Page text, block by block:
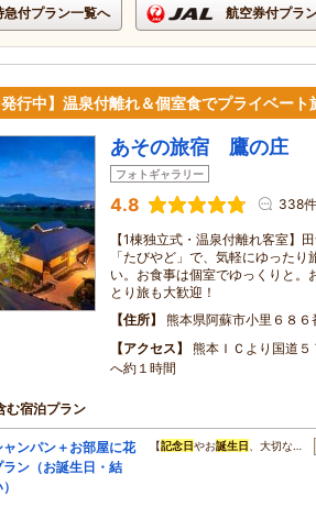
付プラン一覧へ 航空券付プラ
発行中】温泉付離れ＆個室食でプライベート
あその旅宿 鷹の庄
フォトギャラリー
4.8 338件
【1棟独立式・温泉付離れ客室】
「たびやど」で、気軽にゆった
い。お食事は個室でゆっくりと。
とり旅も大歓迎！
住所
熊本県阿蘇市小里６８６
アクセス
熊本ＩＣより国道
へ約１時間
む宿泊プラン
ンパン＋お部屋に花
ン（お誕生日・結
【記念日やお誕生日 、大切な…